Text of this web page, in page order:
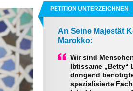
PETITION UNTERZEICHNEN
An Seine Majestät
Marokko:
Wir sind
Ibtissame „Betty“
dringend
spezialisierte